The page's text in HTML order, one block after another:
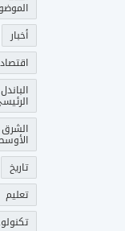
أخبار
اقتصاد
الباندل
الشرق
تاريخ
تعليم